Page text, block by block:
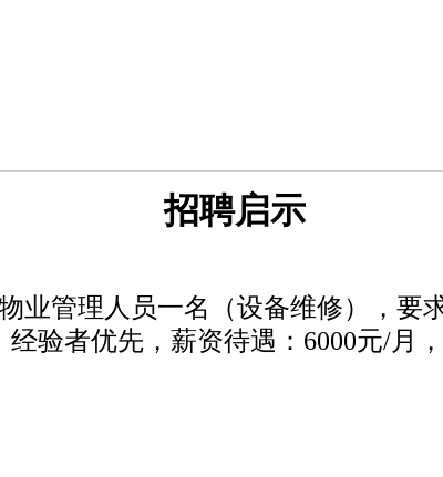
招聘启示
业管理人员一名（设备维修），要
验者优先，薪资待遇：6000元/月，